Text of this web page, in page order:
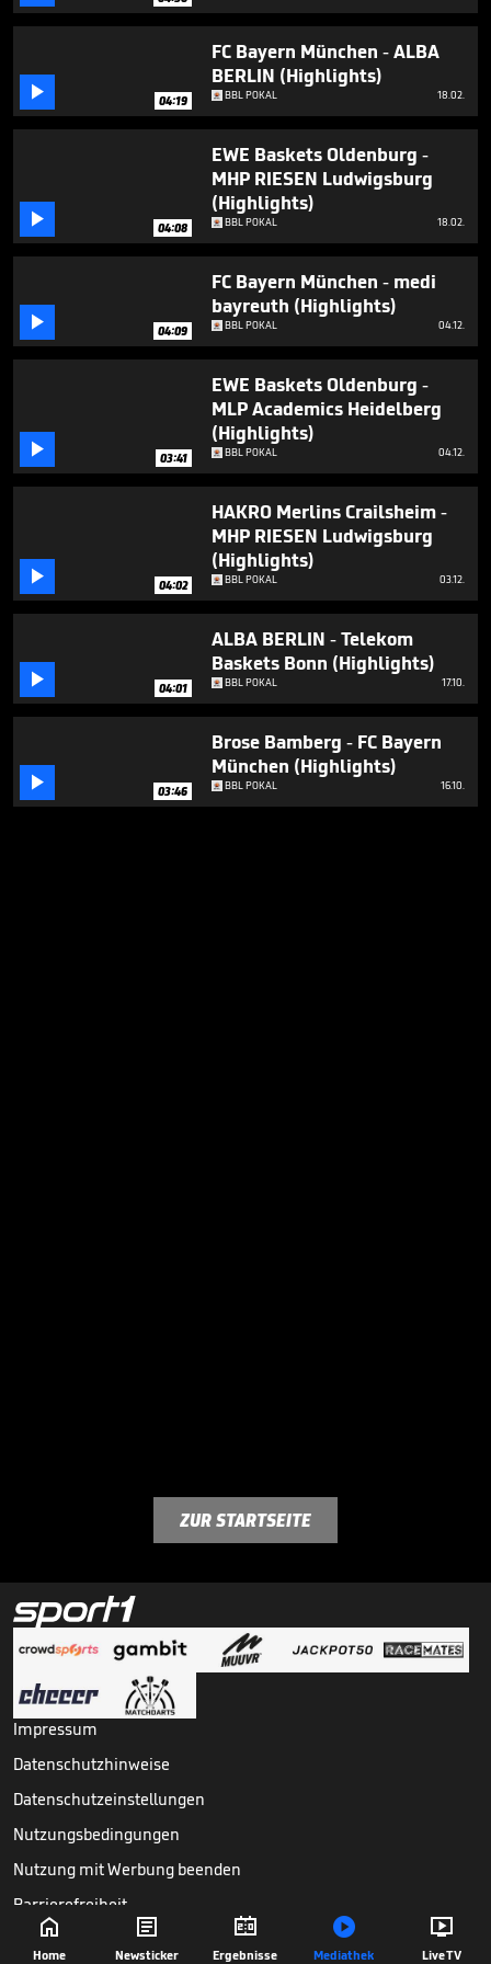
minutes,
2
 04:19
FC Bayern München - ALBA
BERLIN (Highlights)
BBL POKAL 18.02.
 04:08
EWE Baskets Oldenburg -
MHP RIESEN Ludwigsburg
(Highlights)
BBL POKAL 18.02.
 04:09
FC Bayern München - medi
bayreuth (Highlights)
BBL POKAL 04.12.
 03:41
EWE Baskets Oldenburg -
MLP Academics Heidelberg
(Highlights)
BBL POKAL 04.12.
 04:02
HAKRO Merlins Crailsheim -
MHP RIESEN Ludwigsburg
(Highlights)
BBL POKAL 03.12.
 04:01
ALBA BERLIN - Telekom
Baskets Bonn (Highlights)
BBL POKAL 17.10.
 03:46
Brose Bamberg - FC Bayern
München (Highlights)
BBL POKAL 16.10.

Home

Newsticker

Ergebnisse

Mediathek

Live TV
ZUR STARTSEITE
Impressum
Datenschutzhinweise
Datenschutzeinstellungen
Nutzungsbedingungen
Nutzung mit Werbung beenden
Barrierefreiheit
Copyright © Sport1 GmbH. Alle Rechte vorbehalten.